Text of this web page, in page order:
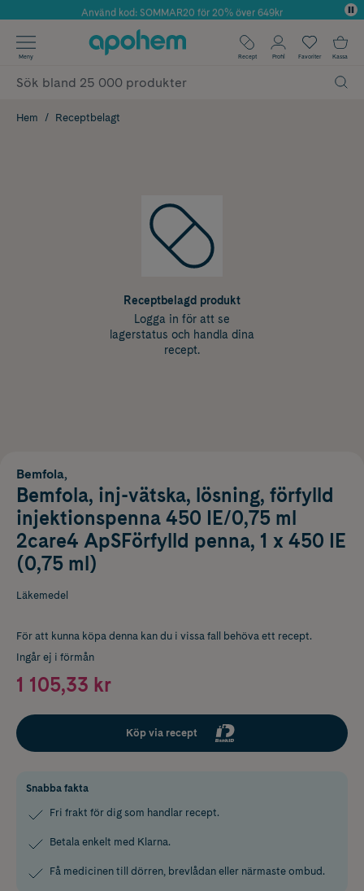
Årets Butik 2025 inom Skönhet
Använd kod: SOMMAR20 för 20% över 649kr
✓ Fri frakt
✓ Poäng på alla köp*
Meny Recept Profil Favoriter Kassa
Hem Receptbelagt
Receptbelagd produkt
Logga in för att se
lagerstatus och handla dina
recept.
Bemfola,
Bemfola, inj-vätska, lösning, förfylld
injektionspenna 450 IE/0,75 ml
2care4 ApSFörfylld penna, 1 x 450 IE
(0,75 ml)
Läkemedel
För att kunna köpa denna kan du i vissa fall behöva ett recept.
Ingår ej i förmån
1 105,33 kr
Köp via recept
Snabba fakta
Fri frakt för dig som handlar recept.
Betala enkelt med Klarna.
Få medicinen till dörren, brevlådan eller närmaste ombud.